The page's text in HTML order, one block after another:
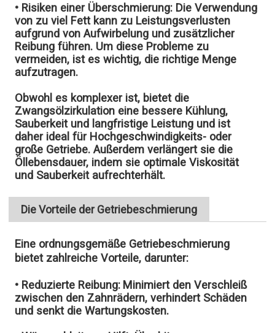
• Risiken einer Überschmierung: Die Verwendung
von zu viel Fett kann zu Leistungsverlusten
aufgrund von Aufwirbelung und zusätzlicher
Reibung führen. Um diese Probleme zu
vermeiden, ist es wichtig, die richtige Menge
aufzutragen.
Obwohl es komplexer ist, bietet die
Zwangsölzirkulation eine bessere Kühlung,
Sauberkeit und langfristige Leistung und ist
daher ideal für Hochgeschwindigkeits- oder
große Getriebe. Außerdem verlängert sie die
Öllebensdauer, indem sie optimale Viskosität
und Sauberkeit aufrechterhält.
Die Vorteile der Getriebeschmierung
Eine ordnungsgemäße Getriebeschmierung
bietet zahlreiche Vorteile, darunter:
• Reduzierte Reibung: Minimiert den Verschleiß
zwischen den Zahnrädern, verhindert Schäden
und senkt die Wartungskosten.